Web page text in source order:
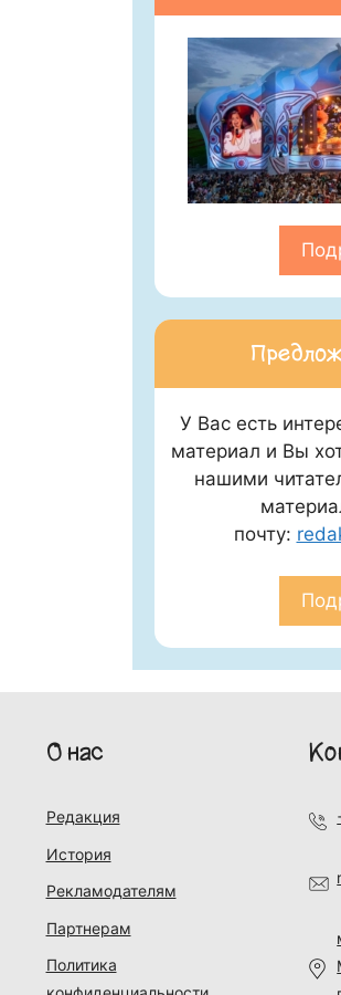
У Вас есть
материал и Вы
нашими
почту:
О нас
Редакция
История
Рекламодателям
Партнерам
Политика